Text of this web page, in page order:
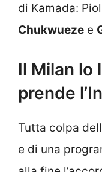
di Kamada:
Chukwueze e
Il Milan lo
prende
Tutta colpa
e di una